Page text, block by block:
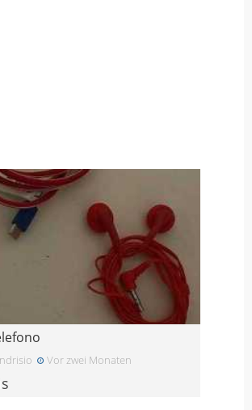
Vor zwei Monaten